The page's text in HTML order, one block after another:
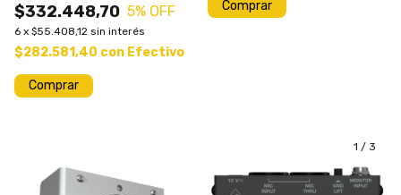
$332.448,70 5% OFF
6 x $55.408,12 sin interés
$282.581,40 con Efectivo
1 / 3